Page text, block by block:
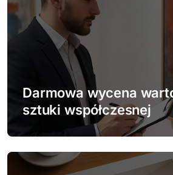
c
j
i
s
Darmowa wycena
sztuki współczesnej